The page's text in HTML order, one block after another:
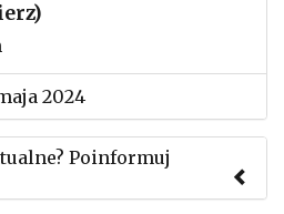
2024
Poinformuj